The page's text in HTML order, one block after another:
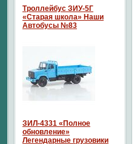
Троллейбус ЗИУ-5Г
«Старая школа» Наши
Автобусы №83
ЗИЛ-4331 «Полное
обновление»
Легендарные грузовики